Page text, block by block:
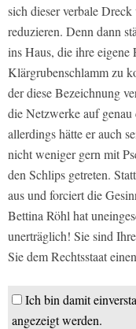
sich dieser verbale
reduzieren. Denn dann
ins Haus, die ihre eigene
Klärgrubenschlamm zu
der diese Bezeichnung
die Netzwerke auf
allerdings hätte er auch
nicht weniger gern mit
den Schlips getreten.
aus und forciert die
Bettina Röhl hat
unerträglich! Sie sind
Sie dem Rechtsstaat
Ich bin damit
angezeigt werden.